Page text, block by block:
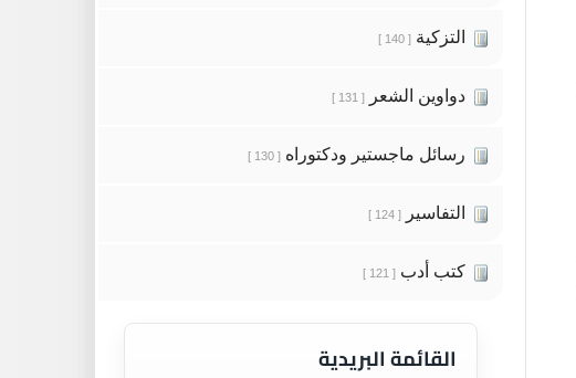
التزكية [ 140 ]
دواوين الشعر [ 131 ]
رسائل ماجستير ودكتوراه [ 130 ]
التفاسير [ 124 ]
كتب أدب [ 121 ]
القائمة البريدية